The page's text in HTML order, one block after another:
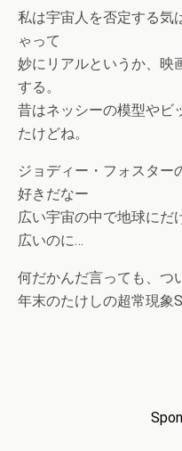
私は宇宙人を否定する気
ゃって
妙にリアルというか、映
する。
昔はネッシーの模型やビ
たけどね。
ジョディー・フォスター
好きだなー
広い宇宙の中で地球にだ
広いのに…
何だかんだ言っても、つ
年末のたけしの超常現象